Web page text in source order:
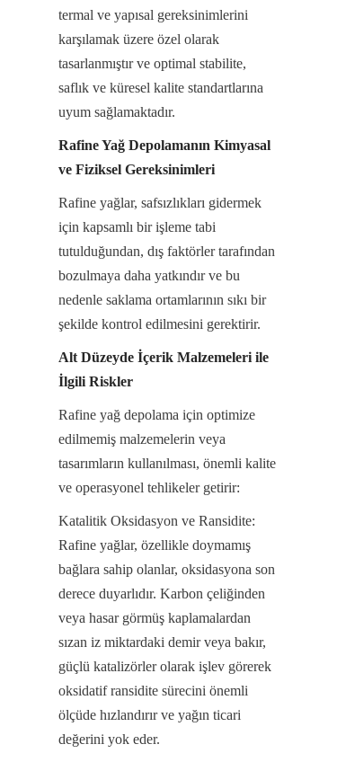
termal ve yapısal gereksinimlerini
karşılamak üzere özel olarak
tasarlanmıştır ve optimal stabilite,
saflık ve küresel kalite standartlarına
uyum sağlamaktadır.
Rafine Yağ Depolamanın Kimyasal
ve Fiziksel Gereksinimleri
Rafine yağlar, safsızlıkları gidermek
için kapsamlı bir işleme tabi
tutulduğundan, dış faktörler tarafından
bozulmaya daha yatkındır ve bu
nedenle saklama ortamlarının sıkı bir
şekilde kontrol edilmesini gerektirir.
Alt Düzeyde İçerik Malzemeleri ile
İlgili Riskler
Rafine yağ depolama için optimize
edilmemiş malzemelerin veya
tasarımların kullanılması, önemli kalite
ve operasyonel tehlikeler getirir:
Katalitik Oksidasyon ve Ransidite:
Rafine yağlar, özellikle doymamış
bağlara sahip olanlar, oksidasyona son
derece duyarlıdır. Karbon çeliğinden
veya hasar görmüş kaplamalardan
sızan iz miktardaki demir veya bakır,
güçlü katalizörler olarak işlev görerek
oksidatif ransidite sürecini önemli
ölçüde hızlandırır ve yağın ticari
değerini yok eder.